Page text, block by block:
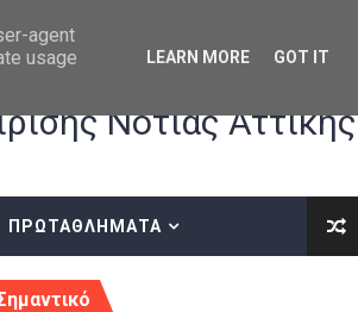
οδηγίες επί του ΚΑΝΟΝΙΣΜΟΥ
Νότιας Αττικής
ΠΡΩΤΑΘΛΗΜΑΤΑ
agent
usage
LEARN MORE GOT IT